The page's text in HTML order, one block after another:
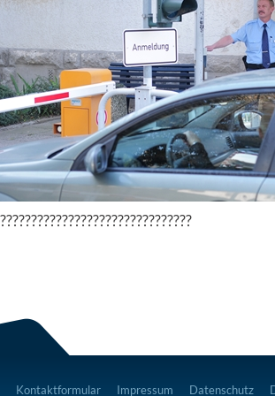
Kontaktformular Impressum Datenschutz